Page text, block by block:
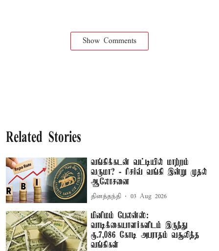
Show Comments
Related Stories
வங்கிக்கடன் வட்டியில் மாற்றம்
வருமா? - ரிசர்வ் வங்கி இன்று முதல்
ஆலோசனை
தினத்தந்தி 03 Aug 2026
மினிமம் பேலன்ஸ்:
வாடிக்கையாளர்களிடம் இருந்து
ரூ.7,086 கோடி அபராதம் வசூலித்த
வங்கிகள்